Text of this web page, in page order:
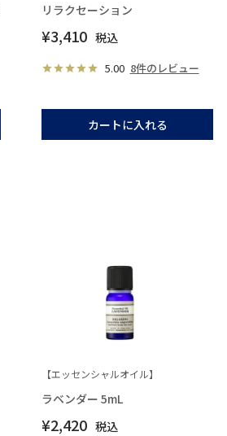
リラクセーション
¥3,410 税込
5.00 8件のレビュー
カートに入れる
【エッセンシャルオイル】
ラベンダー 5mL
¥2,420 税込